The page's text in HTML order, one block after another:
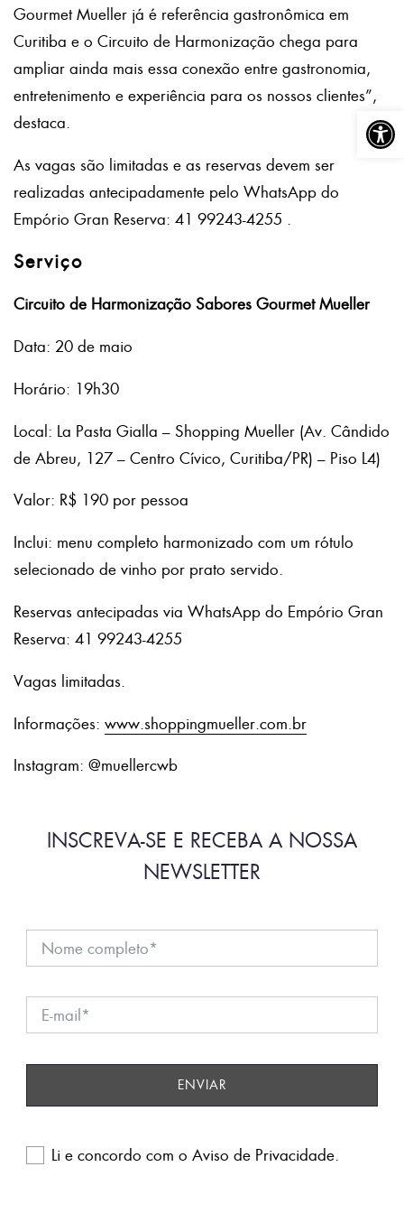
Abrir
Gourmet Mueller já é referência gastronômica em
Curitiba e o Circuito de Harmonização chega para
ampliar ainda mais essa conexão entre gastronomia,
entretenimento e experiência para os nossos clientes”,
destaca.
As vagas são limitadas e as reservas devem ser
realizadas antecipadamente pelo WhatsApp do
Empório Gran Reserva: 41 99243-4255 .
Serviço
Circuito de Harmonização Sabores Gourmet Mueller
Data: 20 de maio
Horário: 19h30
Local: La Pasta Gialla – Shopping Mueller (Av. Cândido
de Abreu, 127 – Centro Cívico, Curitiba/PR) – Piso L4)
Valor: R$ 190 por pessoa
Inclui: menu completo harmonizado com um rótulo
selecionado de vinho por prato servido.
Reservas antecipadas via WhatsApp do Empório Gran
Reserva: 41 99243-4255
Vagas limitadas.
Informações: www.shoppingmueller.com.br
Instagram: @muellercwb
INSCREVA-SE E RECEBA A NOSSA
NEWSLETTER
Li e concordo com oAviso de Privacidade.